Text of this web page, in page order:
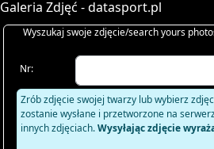
Galeria Zdjęć - datasport.pl
Wyszukaj swoje zdjęcie/search yours
Nr:
Zrób zdjęcie swojej twarzy lub wybierz
zostanie wysłane i przetworzone na
innych zdjęciach.Wysyłając zdjęcie